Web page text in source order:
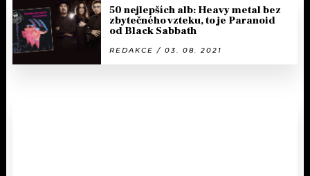
50 nejlepších alb: Heavy metal bez
zbytečného vzteku, to je Paranoid
od Black Sabbath
REDAKCE / 03. 08. 2021